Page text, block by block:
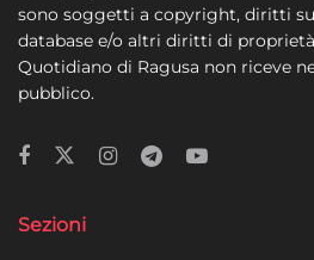
sono soggetti a copyright, diritti
database e/o altri diritti di
Quotidiano di Ragusa non riceve
pubblico.
Sezioni